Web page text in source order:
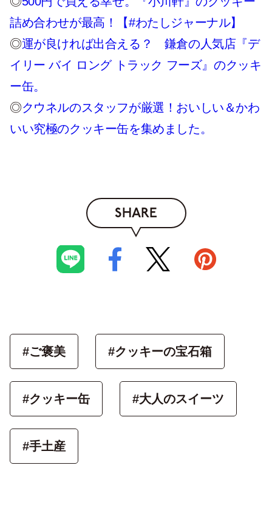
詰め合わせが最高！【#わたしジャーナル】
◎運が良ければ出合える？ 鎌倉の人気店『デ
イリー バイ ロング トラック フーズ』のクッキ
ー缶。
◎クウネルのスタッフが厳選！おいしい＆かわ
いい究極のクッキー缶を集めました。
SHARE
#ご褒美 #クッキーの宝石箱
#クッキー缶 #大人のスイーツ
#手土産